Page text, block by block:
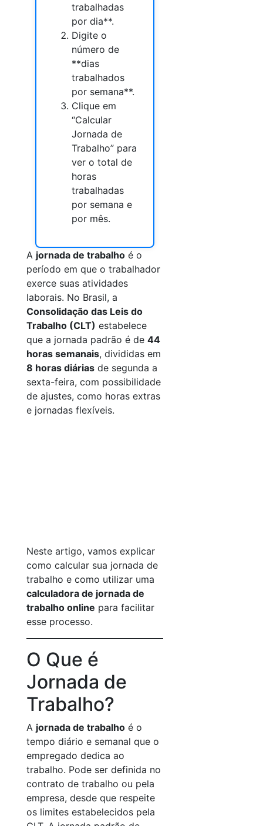
trabalhadas
por dia**.
Digite o
número de
**dias
trabalhados
por semana**.
Clique em
“Calcular
Jornada de
Trabalho” para
ver o total de
horas
trabalhadas
por semana e
por mês.
A jornada de trabalho é o
período em que o trabalhador
exerce suas atividades
laborais. No Brasil, a
Consolidação das Leis do
Trabalho (CLT) estabelece
que a jornada padrão é de 44
horas semanais, divididas em
8 horas diárias de segunda a
sexta-feira, com possibilidade
de ajustes, como horas extras
e jornadas flexíveis.
Neste artigo, vamos explicar
como calcular sua jornada de
trabalho e como utilizar uma
calculadora de jornada de
trabalho online para facilitar
esse processo.
O Que é
Jornada de
Trabalho?
A jornada de trabalho é o
tempo diário e semanal que o
empregado dedica ao
trabalho. Pode ser definida no
contrato de trabalho ou pela
empresa, desde que respeite
os limites estabelecidos pela